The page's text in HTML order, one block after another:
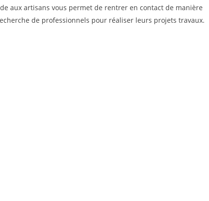
aux artisans vous permet de rentrer en contact de manière
de professionnels pour réaliser leurs projets travaux.